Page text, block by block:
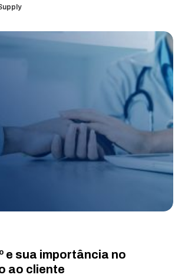
e sua importância no
ao cliente